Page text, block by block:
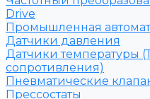
Drive
Промышленная
Датчики давления
Датчики температуры
сопротивления)
Пневматические
Прессостаты